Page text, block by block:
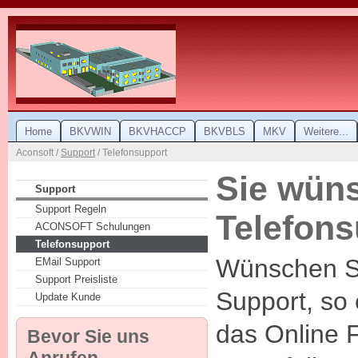
Home BKVWIN BKVHACCP BKVBLS MKV Weitere...
Aconsoft / Support / Telefonsupport
Support
Support Regeln
ACONSOFT Schulungen
Telefonsupport
EMail Support
Support Preisliste
Update Kunde
Bevor Sie uns
Sie
Wünschen
Support, so
das Online